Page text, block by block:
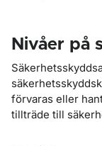
Nivåer på
förvaras eller
tillträde till